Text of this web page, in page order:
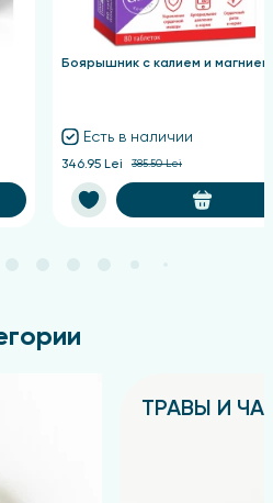
Боярышник с калием и магнием
Есть в наличии
346.95 Lei 385.50 Lei
ТРАВЫ И